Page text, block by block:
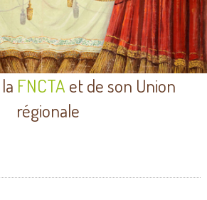
FNCTA et de son Union
régionale